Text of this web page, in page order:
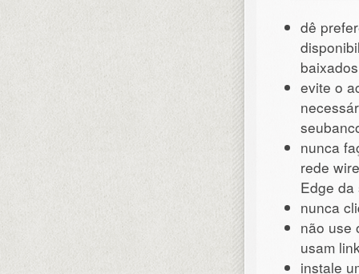
dê
evite o
nunca
rede
Edge
nunca
não use
usam
instale